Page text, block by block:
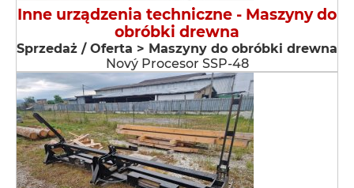
Inne urządzenia techniczne - Maszyny do
obróbki drewna
Sprzedaż / Oferta > Maszyny do obróbki drewna
Nový Procesor SSP-48